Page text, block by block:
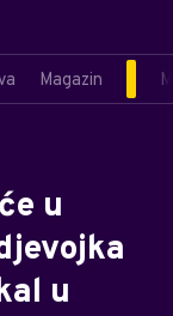
Magazin
u
u